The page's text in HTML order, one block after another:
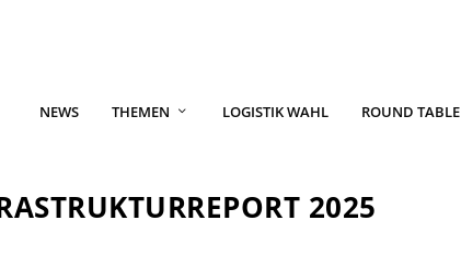
NEWS THEMEN LOGISTIK WAHL ROUND TABLE
2025